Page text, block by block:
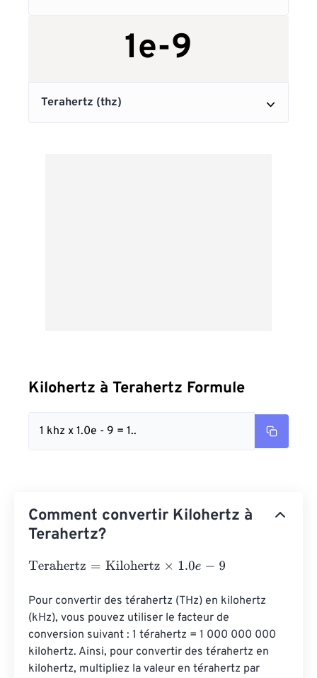
Kilohertz à Terahertz Formule
1 khz x 1.0e - 9 = 1..
Comment convertir Kilohertz à
Terahertz?
Terahertz=Kilohertz×1.0e- 9
Pour convertir des térahertz (THz) en kilohertz
(kHz), vous pouvez utiliser le facteur de
conversion suivant : 1 térahertz = 1 000 000 000
kilohertz. Ainsi, pour convertir des térahertz en
kilohertz, multipliez la valeur en térahertz par